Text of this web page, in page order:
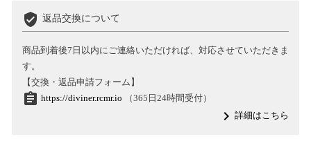
verified_user 返品交換について
商品到着後7日以内にご連絡いただければ、対応させていただきま
す。
【交換・返品申請フォーム】
assignment https://diviner.rcmr.io （365日24時間受付）
navigate_next詳細はこちら